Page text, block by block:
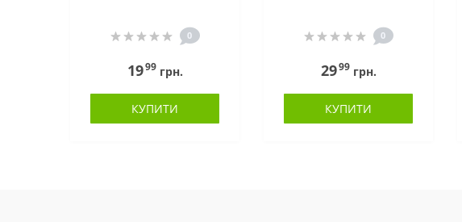
0
1999грн.
КУПИТИ
0
2999грн.
КУПИТИ